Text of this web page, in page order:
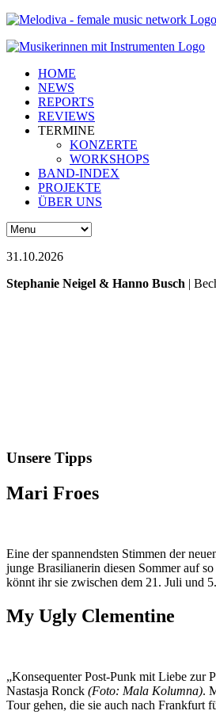
HOME
NEWS
REPORTS
REVIEWS
TERMINE
KONZERTE
WORKSHOPS
BAND-INDEX
PROJEKTE
ÜBER UNS
31.10.2026
Stephanie Neigel & Hanno Busch |
Unsere Tipps
Mari Froes
Eine der spannendsten Stimmen der
junge Brasilianerin diesen Sommer auf
könnt ihr sie zwischen dem 21. Juli und
My Ugly Clementine
„Konsequenter Post-Punk mit Liebe zur
Nastasja Ronck (Foto: Mala Kolumna).
Tour gehen, die sie auch nach Frankfurt